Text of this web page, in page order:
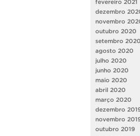
fevereiro 2021
dezembro
novembro
outubro 2020
setembro 2020
agosto 2020
julho 2020
junho 2020
maio 2020
abril 2020
março 2020
dezembro
novembro
outubro 2019